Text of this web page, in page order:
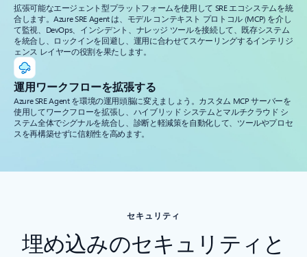
拡張可能なエージェント型プラットフォームを使用して SRE エコシステムを統
合します。Azure SRE Agent は、モデル コンテキスト プロトコル (MCP) を介し
て監視、DevOps、インシデント、ナレッジ ツールを接続して、既存システム
を統合し、ロックインを回避し、運用に合わせてスケーリングするインテリジ
ェンス レイヤーの役割を果たします。
運用ワークフローを拡張する
Azure SRE Agent を環境の運用頭脳に変えましょう。カスタム MCP サーバーを
使用してワークフローを拡張し、ハイブリッド システムとマルチクラウド シ
ステム全体でシグナルを統合し、診断と軽減策を自動化して、ツールやプロセ
スを再構築せずに信頼性を高めます。
セキュリティ
埋め込みのセキュリティと